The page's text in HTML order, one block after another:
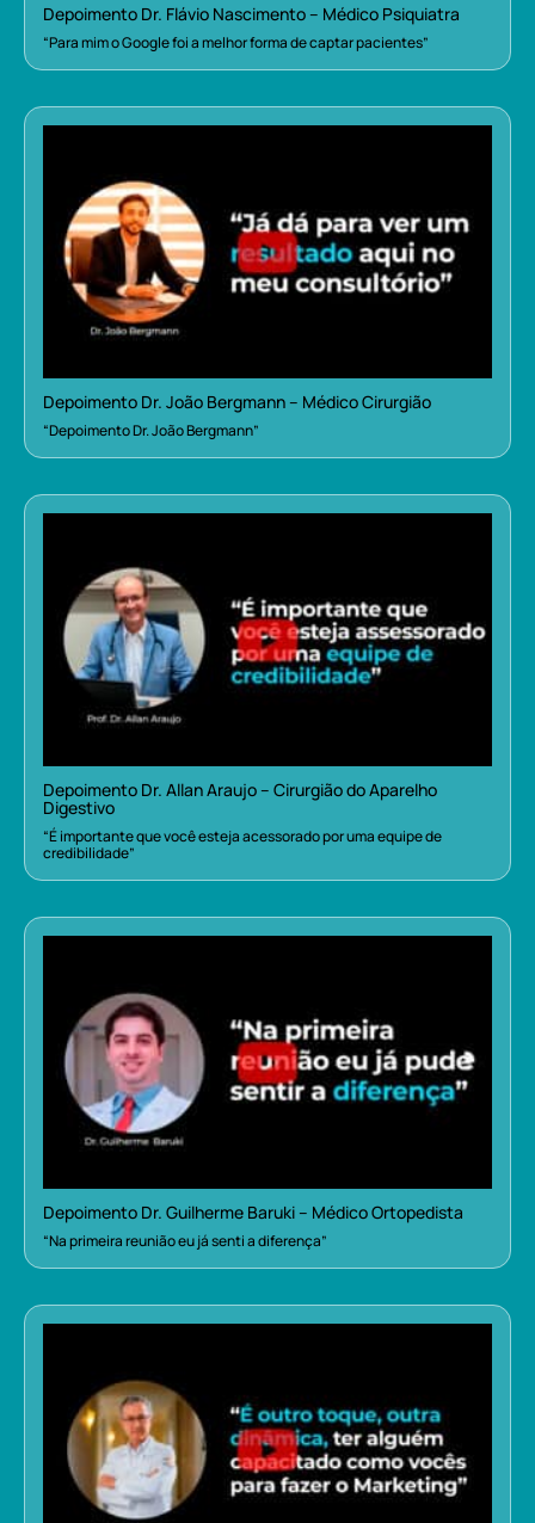
Depoimento Dr. Flávio Nascimento – Médico Psiquiatra
“Para mim o Google foi a melhor forma de captar pacientes”
Depoimento Dr. João Bergmann – Médico Cirurgião
“Depoimento Dr. João Bergmann”
Depoimento Dr. Allan Araujo – Cirurgião do Aparelho
Digestivo
“É importante que você esteja acessorado por uma equipe de
credibilidade”
Depoimento Dr. Guilherme Baruki – Médico Ortopedista
“Na primeira reunião eu já senti a diferença”